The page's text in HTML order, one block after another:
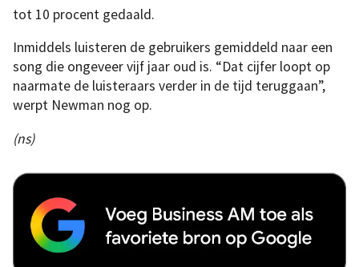
tot 10 procent gedaald.
Inmiddels luisteren de gebruikers gemiddeld naar een
song die ongeveer vijf jaar oud is. “Dat cijfer loopt op
naarmate de luisteraars verder in de tijd teruggaan”,
werpt Newman nog op.
(ns)